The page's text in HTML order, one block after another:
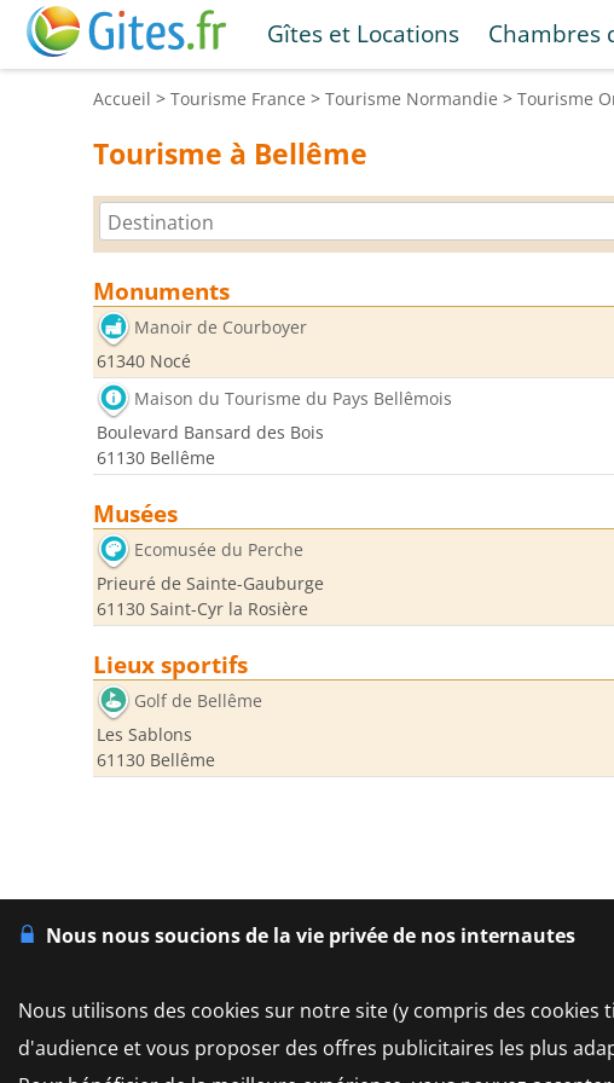
Gîtes et Locations Chambres
Accueil > Tourisme France > Tourisme Normandie > Tourisme
Tourisme à Bellême
Monuments
Manoir de Courboyer
61340 Nocé
Maison du Tourisme du Pays Bellêmois
Boulevard Bansard des Bois
61130 Bellême
Musées
Ecomusée du Perche
Prieuré de Sainte-Gauburge
61130 Saint-Cyr la Rosière
Lieux sportifs
Golf de Bellême
Les Sablons
61130 Bellême
Nous nous soucions de la vie privée de nos internautes
Nous utilisons des cookies sur notre site (y compris des
d'audience et vous proposer des offres publicitaires les plus